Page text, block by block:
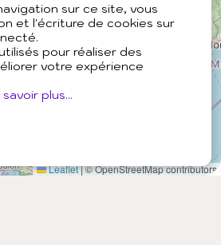
sur ce site, vous
et l'écriture de cookies sur
pour réaliser des
votre expérience
plus...
Leaflet|© OpenStreetMap contributors